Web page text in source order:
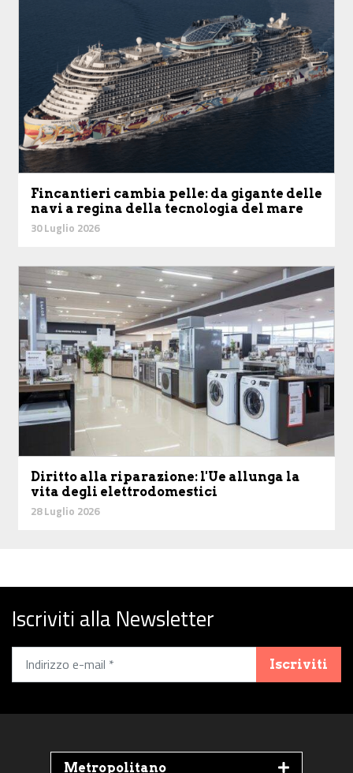
Fincantieri cambia pelle: da gigante delle
navi a regina della tecnologia del mare
30 Luglio 2026
Diritto alla riparazione: l'Ue allunga la
vita degli elettrodomestici
28 Luglio 2026
Iscriviti alla Newsletter
Iscriviti
Metropolitano